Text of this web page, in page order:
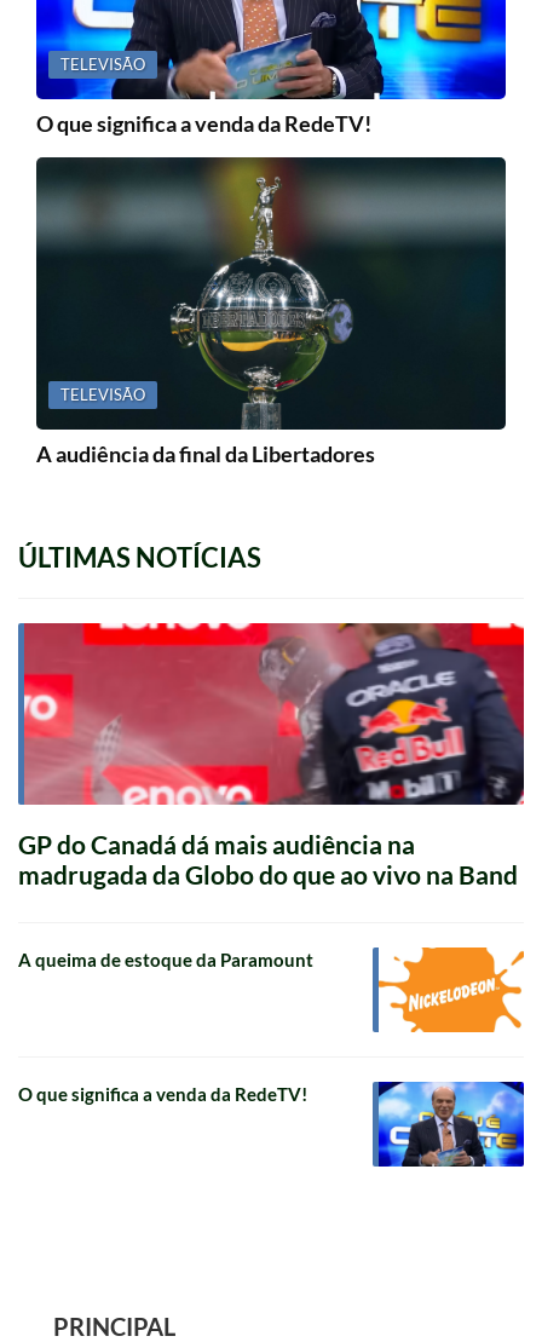
TELEVISÃO
O que significa a venda da RedeTV!
TELEVISÃO
A audiência da final da Libertadores
ÚLTIMAS NOTÍCIAS
GP do Canadá dá mais audiência na
madrugada da Globo do que ao vivo na Band
A queima de estoque da Paramount
O que significa a venda da RedeTV!
PRINCIPAL